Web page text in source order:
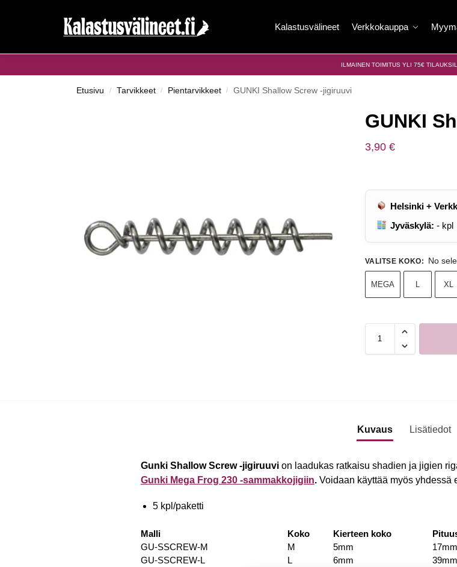
Kalastusvälineet Verkkokauppa
ILMAINEN TOIMITUS YLI 75€
Etusivu / Tarvikkeet / Pientarvikkeet / GUNKI Shallow Screw -jigiruuvi
GUNKI
3,90 €
Helsinki +
Jyväskylä: - kpl
VALITSE KOKO: No
MEGA L XL
Kuvaus Lisätiedot
Gunki Shallow Screw -jigiruuvion laadukas ratkaisu shadien ja jigien
Gunki Mega Frog 230 -sammakkojigiin. Voidaan käyttää myös yhdessä
5 kpl/paketti
Malli Koko Kierteen koko
GU-SSCREW-M
M 5mm 17mm
GU-SSCREW-L
L 6mm 39mm